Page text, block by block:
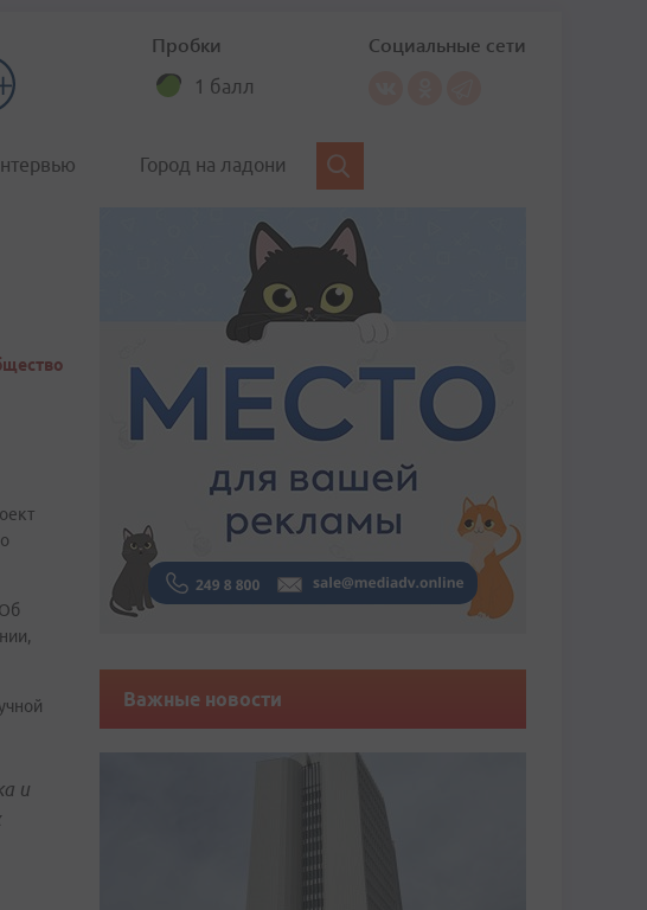
Пробки
1 балл
Социальные сети
Город на ладони
и
Важные новости